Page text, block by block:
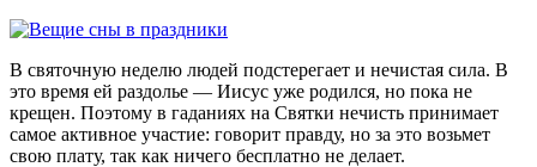
В святочную неделю людей подстерегает и нечистая сила. В
это время ей раздолье — Иисус уже родился, но пока не
крещен. Поэтому в гаданиях на Святки нечисть принимает
самое активное участие: говорит правду, но за это возьмет
свою плату, так как ничего бесплатно не делает.